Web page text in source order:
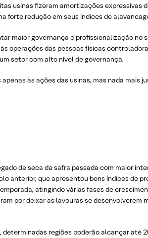
usinas fizeram amortizações expressivas
forte redução em seus índices de
maior governança e profissionalização no
operações das pessoas físicas
setor com alto nível de governança.
às ações das usinas, mas nada mais
de seca da safra passada com maior
anterior, que apresentou bons índices de
atingindo várias fases de
por deixar as lavouras se desenvolverem
regiões poderão alcançar até